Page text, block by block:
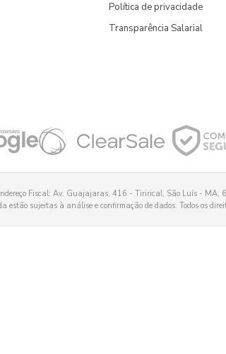
Política de privacidade
Transparência Salarial
Fiscal: Av. Guajajaras, 416 - Tirirical, São Luís - MA,
estão sujeitas à análise e confirmação de dados. Todos os